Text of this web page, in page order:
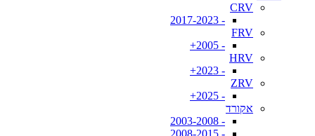
CRV
- 2017-2023
FRV
- 2005+
HRV
- 2023+
ZRV
- 2025+
אקורד
- 2003-2008
- 2008-2015